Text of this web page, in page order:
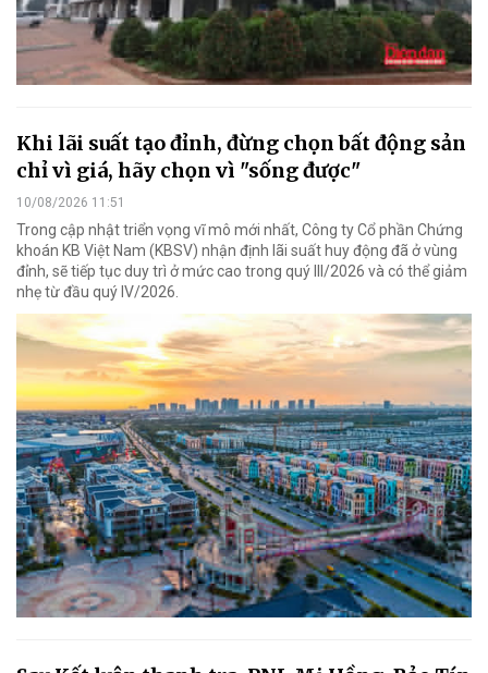
Khi lãi suất tạo đỉnh, đừng chọn bất động sản
chỉ vì giá, hãy chọn vì "sống được"
10/08/2026 11:51
Trong cập nhật triển vọng vĩ mô mới nhất, Công ty Cổ phần Chứng
khoán KB Việt Nam (KBSV) nhận định lãi suất huy động đã ở vùng
đỉnh, sẽ tiếp tục duy trì ở mức cao trong quý III/2026 và có thể giảm
nhẹ từ đầu quý IV/2026.